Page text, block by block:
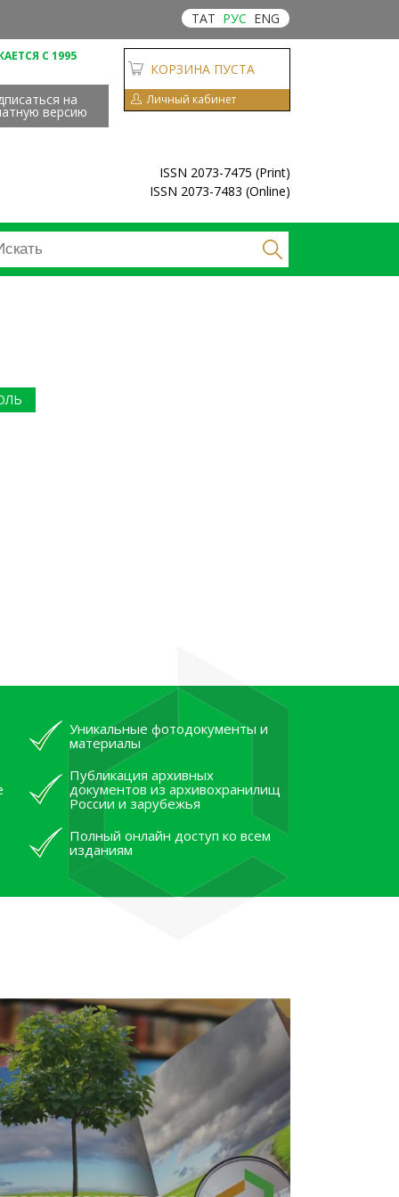
ТАТ РУС ENG
С 1995
на
версию
КОРЗИНА ПУСТА
Личный кабинет
ISSN 2073-7475 (Print)
ISSN 2073-7483 (Online)
Уникальные фотодокументы и
материалы
Публикация архивных
документов из архивохранилищ
России и зарубежья
Полный онлайн доступ ко всем
изданиям
рассказали об архивных